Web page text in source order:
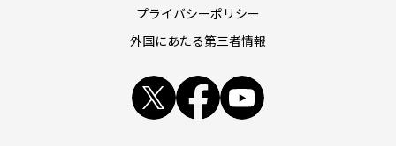
プライバシーポリシー
外国にあたる第三者情報
x facebook